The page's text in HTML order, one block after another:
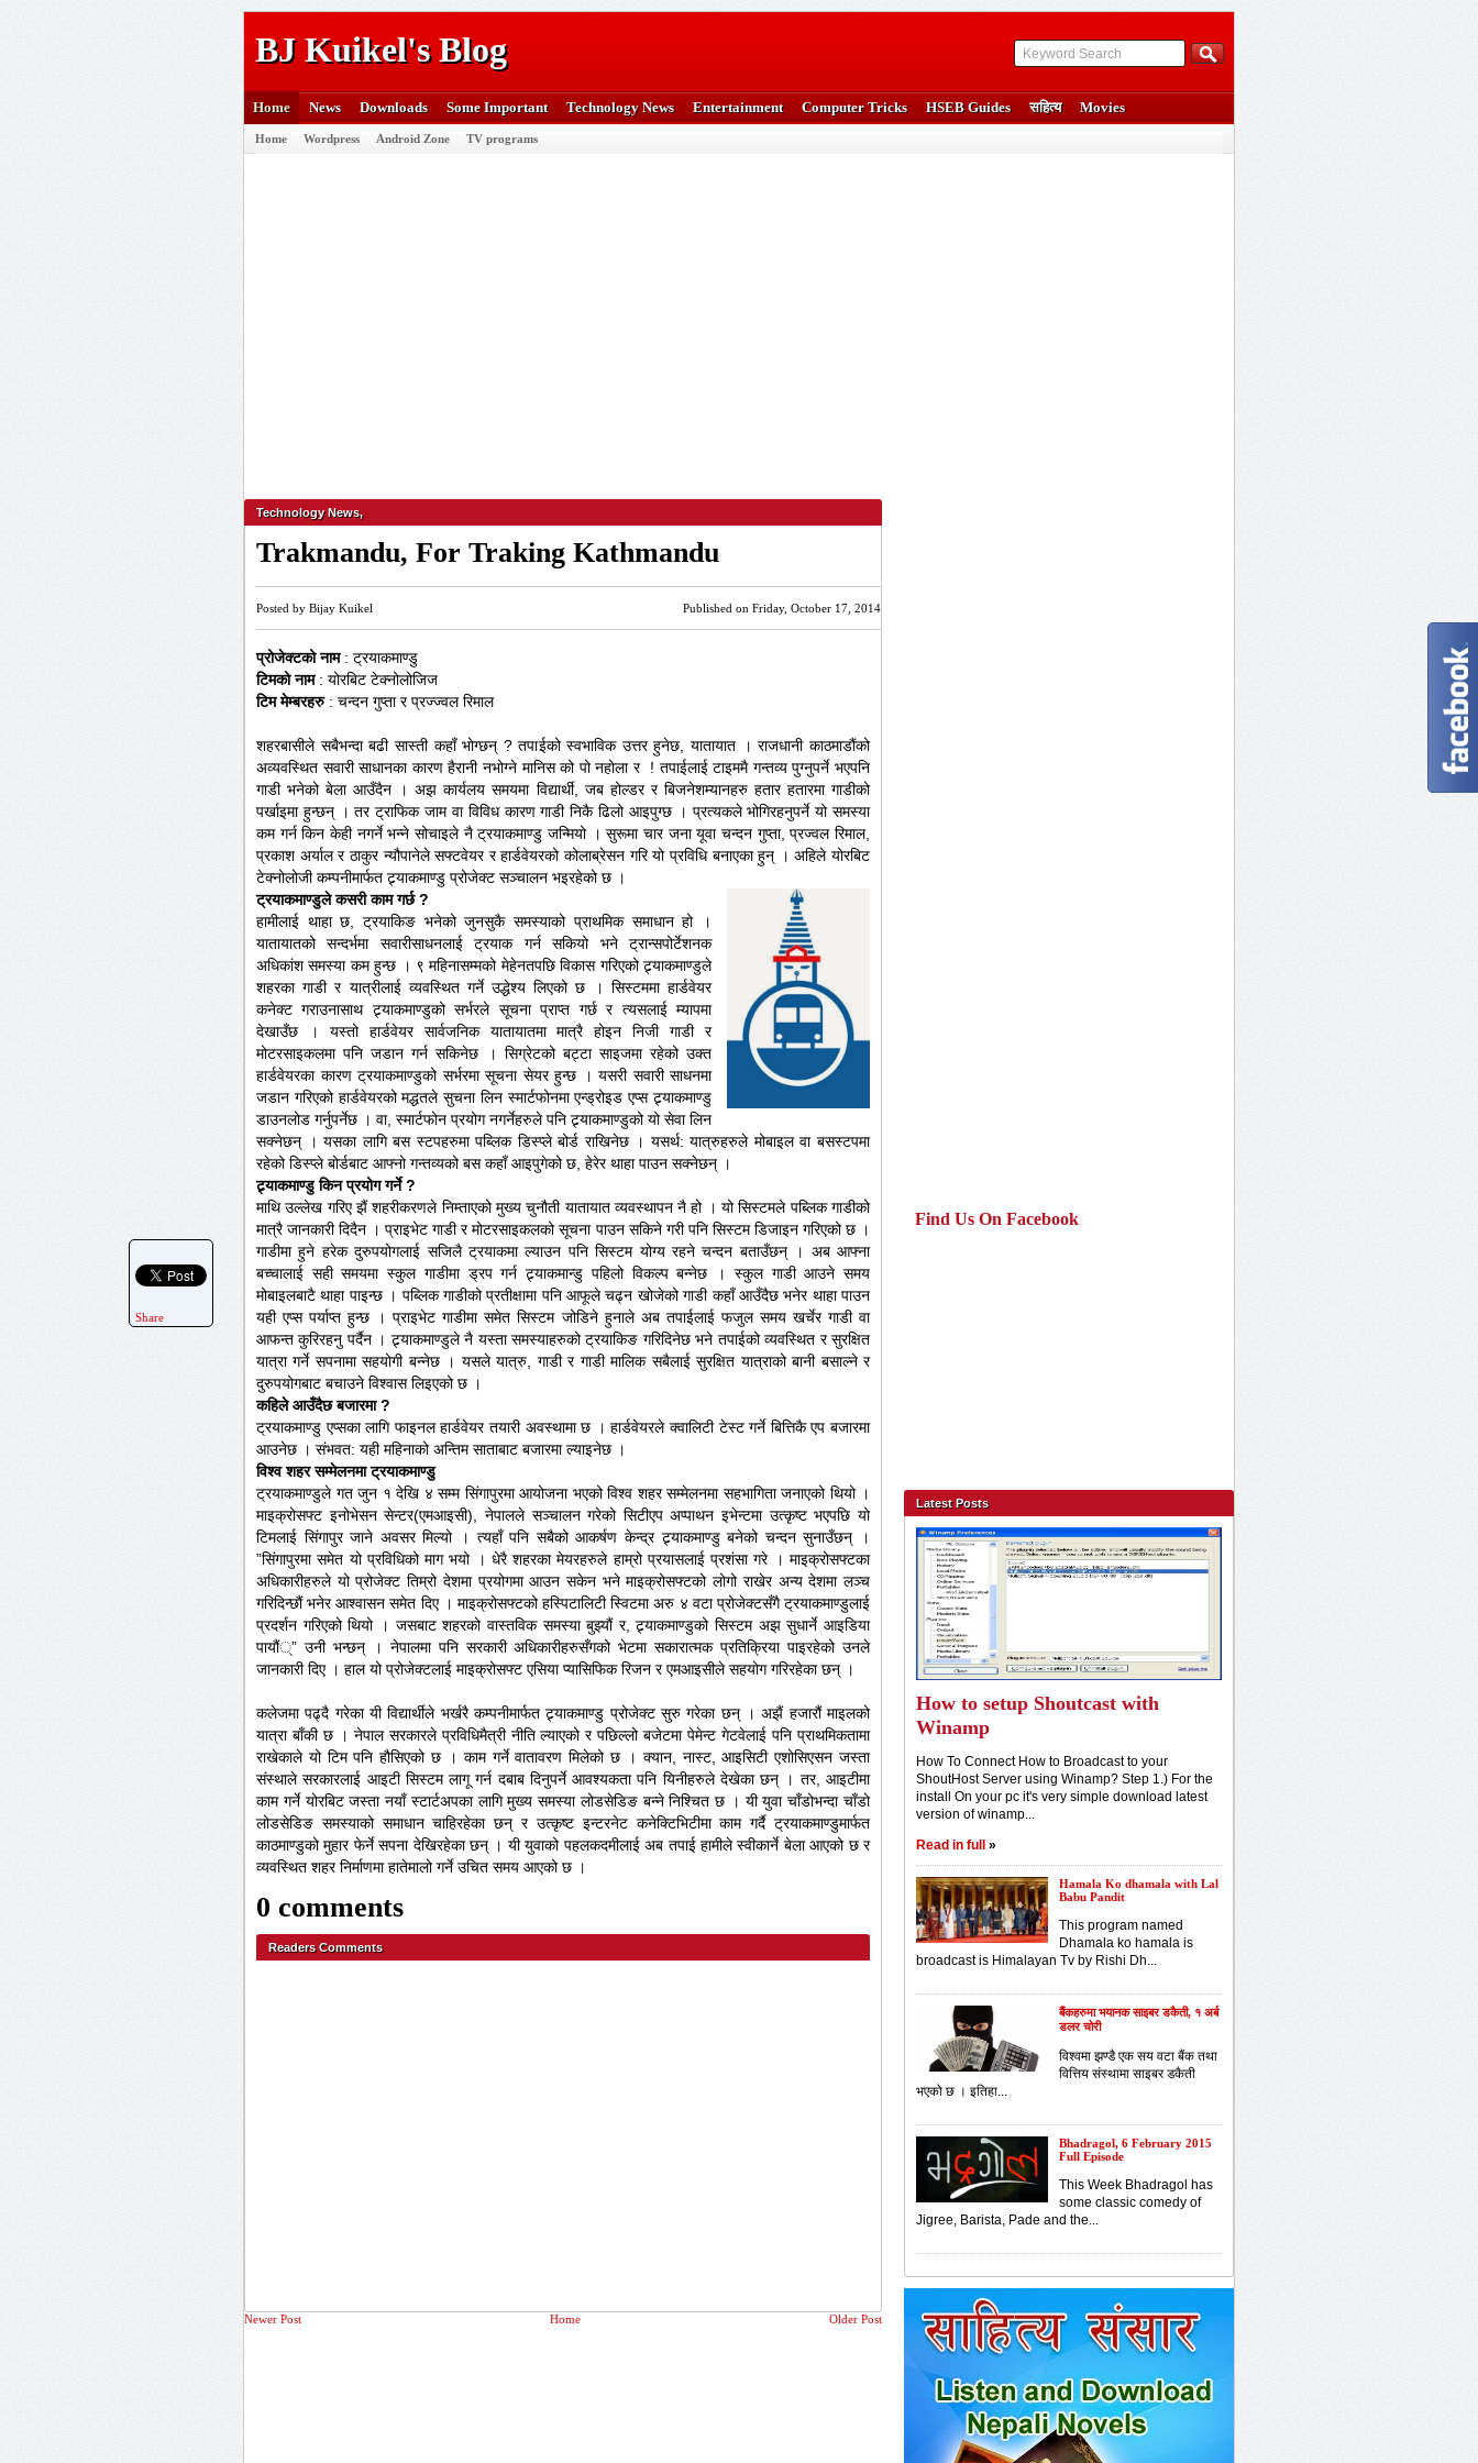
BJ Kuikel's Blog
Home News Downloads Some Important Technology News Entertainment Computer Tricks HSEB Guides सहित्य Movies
Home Wordpress Android Zone TV programs
Technology News,
Trakmandu, For Traking Kathmandu
Posted by Bijay Kuikel Published on Friday, October 17, 2014
प्रोजेक्टको नाम: ट्रयाकमाण्डु
टिमको नाम: योरबिट टेक्नोलोजिज
टिम मेम्बरहरु: चन्दन गुप्ता र प्रज्ज्वल रिमाल
शहरबासीले सबैभन्दा बढी सास्ती कहाँ भोग्छन् ? तपाईको स्वभाविक उत्तर हुनेछ, यातायात । राजधानी काठमाडौंको
अव्यवस्थित सवारी साधानका कारण हैरानी नभोग्ने मानिस को पो नहोला र ! तपाईलाई टाइममै गन्तव्य पुग्नुपर्ने भएपनि
गाडी भनेको बेला आउँदैन । अझ कार्यलय समयमा विद्यार्थी, जब होल्डर र बिजनेशम्यानहरु हतार हतारमा गाडीको
पर्खाइमा हुन्छन् । तर ट्राफिक जाम वा विविध कारण गाडी निकै ढिलो आइपुग्छ । प्रत्यकले भोगिरहनुपर्ने यो समस्या
कम गर्न किन केही नगर्ने भन्ने सोचाइले नै ट्रयाकमाण्डु जन्मियो । सुरूमा चार जना यूवा चन्दन गुप्ता, प्रज्वल रिमाल,
प्रकाश अर्याल र ठाकुर न्यौपानेले सफ्टवेयर र हार्डवेयरको कोलाब्रेसन गरि यो प्रविधि बनाएका हुन् । अहिले योरबिट
टेक्नोलोजी कम्पनीमार्फत ट्र्याकमाण्डु प्रोजेक्ट सञ्चालन भइरहेको छ ।
ट्रयाकमाण्डुले कसरी काम गर्छ ?
हामीलाई थाहा छ, ट्रयाकिङ भनेको जुनसुकै समस्याको प्राथमिक समाधान हो ।
यातायातको सन्दर्भमा सवारीसाधनलाई ट्रयाक गर्न सकियो भने ट्रान्सपोर्टेशनक
अधिकांश समस्या कम हुन्छ । ९ महिनासम्मको मेहेनतपछि विकास गरिएको ट्र्याकमाण्डुले
शहरका गाडी र यात्रीलाई व्यवस्थित गर्ने उद्धेश्य लिएको छ । सिस्टममा हार्डवेयर
कनेक्ट गराउनासाथ ट्र्याकमाण्डुको सर्भरले सूचना प्राप्त गर्छ र त्यसलाई म्यापमा
देखाउँछ । यस्तो हार्डवेयर सार्वजनिक यातायातमा मात्रै होइन निजी गाडी र
मोटरसाइकलमा पनि जडान गर्न सकिनेछ । सिग्रेटको बट्टा साइजमा रहेको उक्त
हार्डवेयरका कारण ट्रयाकमाण्डुको सर्भरमा सूचना सेयर हुन्छ । यसरी सवारी साधनमा
जडान गरिएको हार्डवेयरको मद्धतले सुचना लिन स्मार्टफोनमा एन्ड्रोइड एप्स ट्र्याकमाण्डु
डाउनलोड गर्नुपर्नेछ । वा, स्मार्टफोन प्रयोग नगर्नेहरुले पनि ट्र्याकमाण्डुको यो सेवा लिन
सक्नेछन् । यसका लागि बस स्टपहरुमा पब्लिक डिस्प्ले बोर्ड राखिनेछ । यसर्थ: यात्रुहरुले मोबाइल वा बसस्टपमा
रहेको डिस्प्ले बोर्डबाट आफ्नो गन्तव्यको बस कहाँ आइपुगेको छ, हेरेर थाहा पाउन सक्नेछन् ।
ट्र्याकमाण्डु किन प्रयोग गर्ने ?
माथि उल्लेख गरिए झैं शहरीकरणले निम्ताएको मुख्य चुनौती यातायात व्यवस्थापन नै हो । यो सिस्टमले पब्लिक गाडीको
मात्रै जानकारी दिदैन । प्राइभेट गाडी र मोटरसाइकलको सूचना पाउन सकिने गरी पनि सिस्टम डिजाइन गरिएको छ ।
गाडीमा हुने हरेक दुरुपयोगलाई सजिलै ट्रयाकमा ल्याउन पनि सिस्टम योग्य रहने चन्दन बताउँछन् । अब आफ्ना
बच्चालाई सही समयमा स्कुल गाडीमा ड्रप गर्न ट्र्याकमान्डु पहिलो विकल्प बन्नेछ । स्कुल गाडी आउने समय
मोबाइलबाटै थाहा पाइन्छ । पब्लिक गाडीको प्रतीक्षामा पनि आफूले चढ्न खोजेको गाडी कहाँ आउँदैछ भनेर थाहा पाउन
यही एप्स पर्याप्त हुन्छ । प्राइभेट गाडीमा समेत सिस्टम जोडिने हुनाले अब तपाईलाई फजुल समय खर्चेर गाडी वा
आफन्त कुरिरहनु पर्दैन । ट्र्याकमाण्डुले नै यस्ता समस्याहरुको ट्रयाकिङ गरिदिनेछ भने तपाईको व्यवस्थित र सुरक्षित
यात्रा गर्ने सपनामा सहयोगी बन्नेछ । यसले यात्रु, गाडी र गाडी मालिक सबैलाई सुरक्षित यात्राको बानी बसाल्ने र
दुरुपयोगबाट बचाउने विश्वास लिइएको छ ।
कहिले आउँदैछ बजारमा ?
ट्रयाकमाण्डु एप्सका लागि फाइनल हार्डवेयर तयारी अवस्थामा छ । हार्डवेयरले क्वालिटी टेस्ट गर्ने बित्तिकै एप बजारमा
आउनेछ । संभवत: यही महिनाको अन्तिम साताबाट बजारमा ल्याइनेछ ।
विश्व शहर सम्मेलनमा ट्रयाकमाण्डु
ट्रयाकमाण्डुले गत जुन १ देखि ४ सम्म सिंगापुरमा आयोजना भएको विश्व शहर सम्मेलनमा सहभागिता जनाएको थियो ।
माइक्रोसफ्ट इनोभेसन सेन्टर(एमआइसी), नेपालले सञ्चालन गरेको सिटीएप अप्पाथन इभेन्टमा उत्कृष्ट भएपछि यो
टिमलाई सिंगापुर जाने अवसर मिल्यो । त्यहाँ पनि सबैको आकर्षण केन्द्र ट्र्याकमाण्डु बनेको चन्दन सुनाउँछन् ।
”सिंगापुरमा समेत यो प्रविधिको माग भयो । धेरै शहरका मेयरहरुले हाम्रो प्रयासलाई प्रशंसा गरे । माइक्रोसफ्टका
अधिकारीहरुले यो प्रोजेक्ट तिम्रो देशमा प्रयोगमा आउन सकेन भने माइक्रोसफ्टको लोगो राखेर अन्य देशमा लञ्च
गरिदिन्छौं भनेर आश्वासन समेत दिए । माइक्रोसफ्टको हस्पिटालिटी स्विटमा अरु ४ वटा प्रोजेक्टसँगै ट्रयाकमाण्डुलाई
प्रदर्शन गरिएको थियो । जसबाट शहरको वास्तविक समस्या बुझ्यौं र, ट्र्याकमाण्डुको सिस्टम अझ सुधार्ने आइडिया
पायौं्” उनी भन्छन् । नेपालमा पनि सरकारी अधिकारीहरुसँगको भेटमा सकारात्मक प्रतिक्रिया पाइरहेको उनले
जानकारी दिए । हाल यो प्रोजेक्टलाई माइक्रोसफ्ट एसिया प्यासिफिक रिजन र एमआइसीले सहयोग गरिरहेका छन् ।
कलेजमा पढ्दै गरेका यी विद्यार्थीले भर्खरै कम्पनीमार्फत ट्र्याकमाण्डु प्रोजेक्ट सुरु गरेका छन् । अझैं हजारौं माइलको
यात्रा बाँकी छ । नेपाल सरकारले प्रविधिमैत्री नीति ल्याएको र पछिल्लो बजेटमा पेमेन्ट गेटवेलाई पनि प्राथमिकतामा
राखेकाले यो टिम पनि हौसिएको छ । काम गर्ने वातावरण मिलेको छ । क्यान, नास्ट, आइसिटी एशोसिएसन जस्ता
संस्थाले सरकारलाई आइटी सिस्टम लागू गर्न दबाब दिनुपर्ने आवश्यकता पनि यिनीहरुले देखेका छन् । तर, आइटीमा
काम गर्ने योरबिट जस्ता नयाँ स्टार्टअपका लागि मुख्य समस्या लोडसेडिङ बन्ने निश्चित छ । यी युवा चाँडोभन्दा चाँडो
लोडसेडिङ समस्याको समाधान चाहिरहेका छन् र उत्कृष्ट इन्टरनेट कनेक्टिभिटीमा काम गर्दै ट्रयाकमाण्डुमार्फत
काठमाण्डुको मुहार फेर्ने सपना देखिरहेका छन् । यी युवाको पहलकदमीलाई अब तपाई हामीले स्वीकार्ने बेला आएको छ र
व्यवस्थित शहर निर्माणमा हातेमालो गर्ने उचित समय आएको छ ।
0 comments
Readers Comments
Newer Post Older Post
Home
Share
Find Us On Facebook
Latest Posts
How to setup Shoutcast with
Winamp
How To Connect How to Broadcast to your
ShoutHost Server using Winamp? Step 1.) For the
install On your pc it's very simple download latest
version of winamp...
Read in full
»
Hamala Ko dhamala with Lal
Babu Pandit
This program named
Dhamala ko hamala is
broadcast is Himalayan Tv by Rishi Dh...
बैंकहरुमा भयानक साइबर डकैती, १ अर्ब
डलर चोरी
विश्वमा झण्डै एक सय वटा बैंक तथा
वित्तिय संस्थामा साइबर डकैती
भएको छ । इतिहा...
Bhadragol, 6 February 2015
Full Episode
This Week Bhadragol has
some classic comedy of
Jigree, Barista, Pade and the...